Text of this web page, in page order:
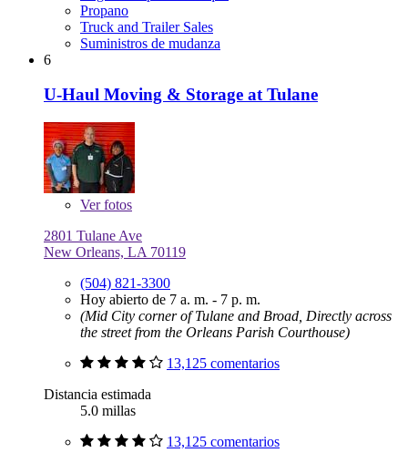
Propano
Truck and Trailer Sales
Suministros de mudanza
6
U-Haul Moving & Storage at Tulane
Verfotos
2801 Tulane Ave
New Orleans, LA 70119
(504) 821-3300
Hoy abierto de 7 a. m. - 7 p. m.
(Mid City corner of Tulane and Broad, Directly across
the street from the Orleans Parish Courthouse)
13,125 comentarios
Distancia estimada
5.0 millas
13,125 comentarios